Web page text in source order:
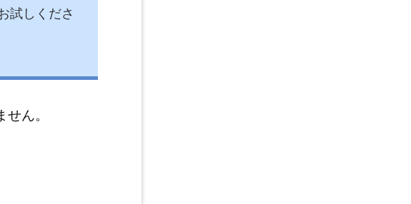
試しくださ
ん。